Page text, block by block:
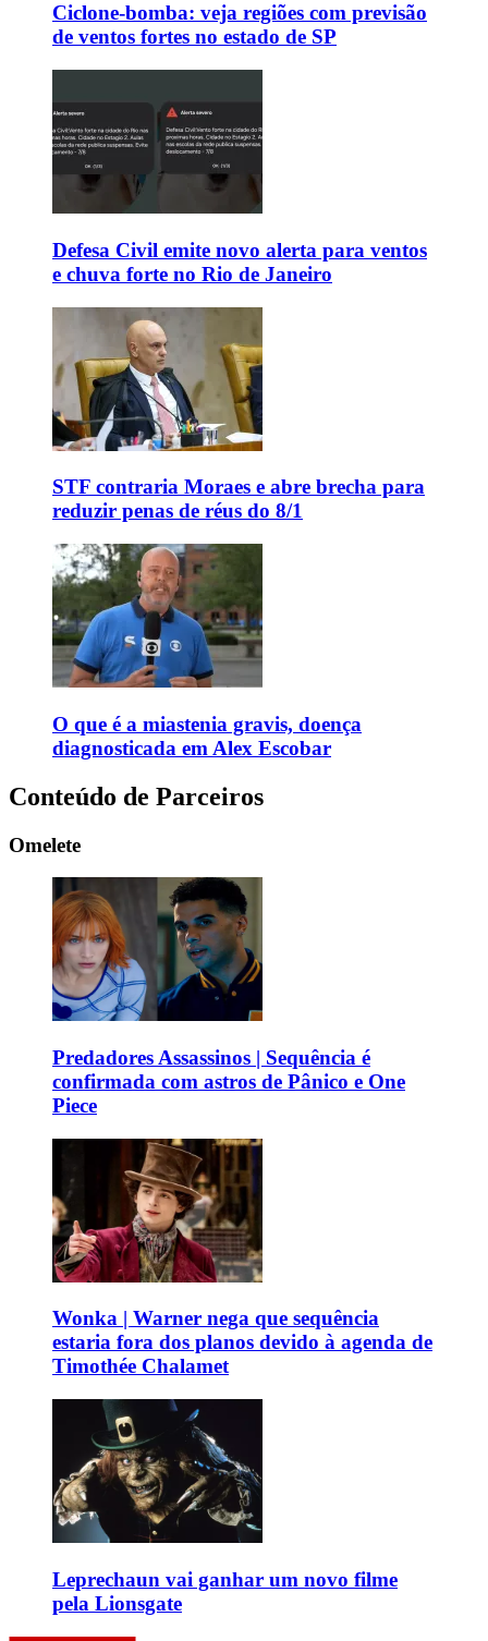
Ciclone-bomba: veja regiões com previsão
de ventos fortes no estado de SP
Defesa Civil emite novo alerta para ventos
e chuva forte no Rio de Janeiro
STF contraria Moraes e abre brecha para
reduzir penas de réus do 8/1
O que é a miastenia gravis, doença
diagnosticada em Alex Escobar
Conteúdo de Parceiros
Omelete
Predadores Assassinos | Sequência é
confirmada com astros de Pânico e One
Piece
Wonka | Warner nega que sequência
estaria fora dos planos devido à agenda de
Timothée Chalamet
Leprechaun vai ganhar um novo filme
pela Lionsgate